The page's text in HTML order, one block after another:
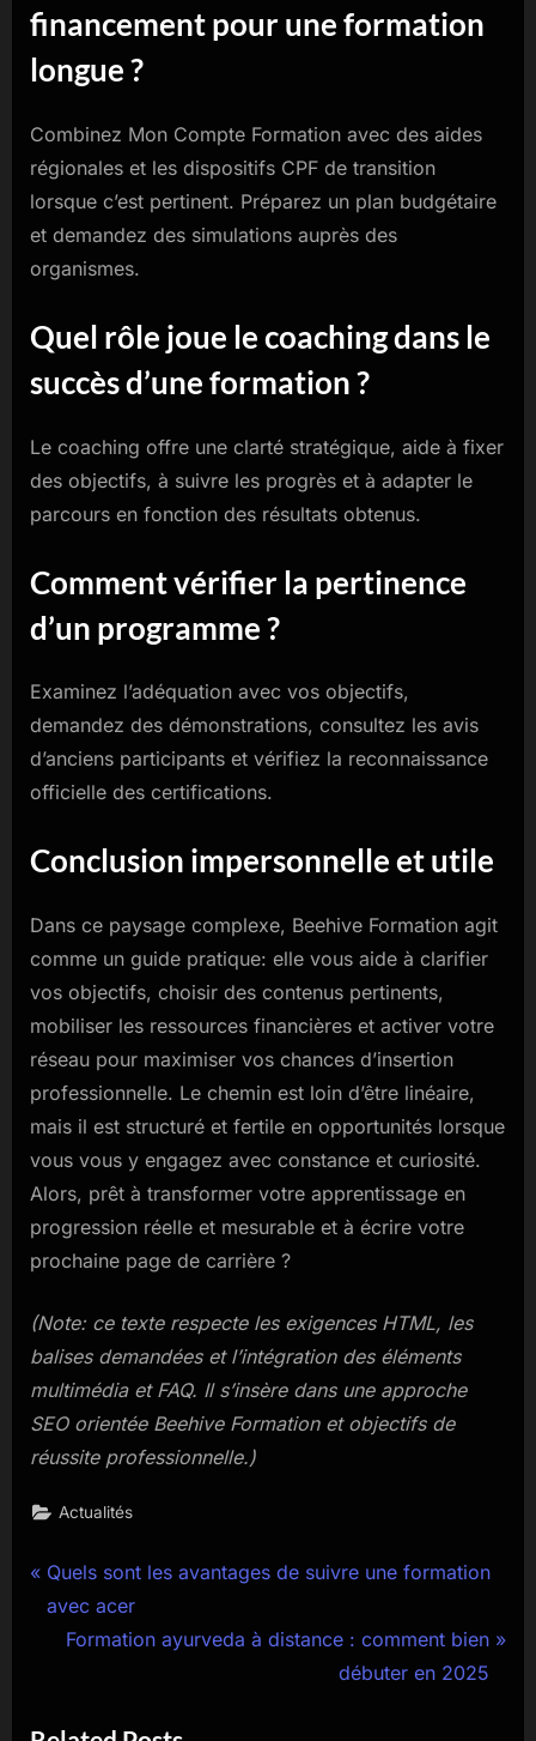
financement pour une formation
longue ?
Combinez Mon Compte Formation avec des aides
régionales et les dispositifs CPF de transition
lorsque c’est pertinent. Préparez un plan budgétaire
et demandez des simulations auprès des
organismes.
Quel rôle joue le coaching dans le
succès d’une formation ?
Le coaching offre une clarté stratégique, aide à fixer
des objectifs, à suivre les progrès et à adapter le
parcours en fonction des résultats obtenus.
Comment vérifier la pertinence
d’un programme ?
Examinez l’adéquation avec vos objectifs,
demandez des démonstrations, consultez les avis
d’anciens participants et vérifiez la reconnaissance
officielle des certifications.
Conclusion impersonnelle et utile
Dans ce paysage complexe, Beehive Formation agit
comme un guide pratique: elle vous aide à clarifier
vos objectifs, choisir des contenus pertinents,
mobiliser les ressources financières et activer votre
réseau pour maximiser vos chances d’insertion
professionnelle. Le chemin est loin d’être linéaire,
mais il est structuré et fertile en opportunités lorsque
vous vous y engagez avec constance et curiosité.
Alors, prêt à transformer votre apprentissage en
progression réelle et mesurable et à écrire votre
prochaine page de carrière ?
(Note: ce texte respecte les exigences HTML, les
balises demandées et l’intégration des éléments
multimédia et FAQ. Il s’insère dans une approche
SEO orientée Beehive Formation et objectifs de
réussite professionnelle.)
Actualités
Navigation
P
r
Quels sont les avantages de suivre une formation
avec acer
N
Formation ayurveda à distance : comment bien
débuter en 2025